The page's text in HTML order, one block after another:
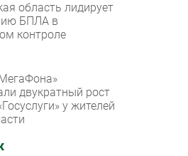
область лидирует
БПЛА в
контроле
двукратный рост
у жителей